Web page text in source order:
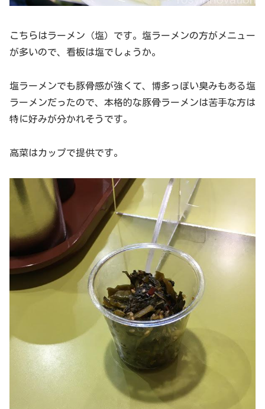
こちらはラーメン（塩）です。塩ラーメンの方がメニュー
が多いので、看板は塩でしょうか。
塩ラーメンでも豚骨感が強くて、博多っぽい臭みもある塩
ラーメンだったので、本格的な豚骨ラーメンは苦手な方は
特に好みが分かれそうです。
高菜はカップで提供です。